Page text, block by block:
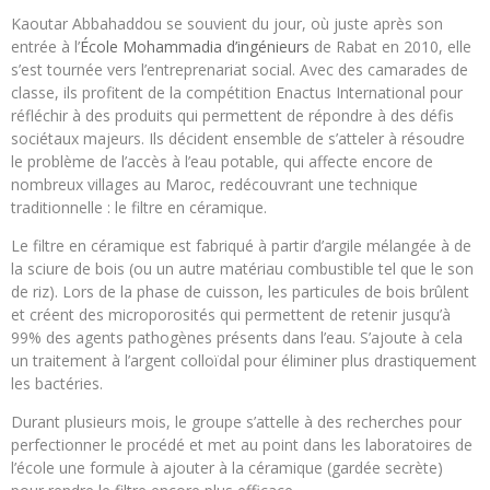
Kaoutar Abbahaddou se souvient du jour, où juste après son
entrée à l’École Mohammadia d’ingénieurs de Rabat en 2010, elle
s’est tournée vers l’entreprenariat social. Avec des camarades de
classe, ils profitent de la compétition Enactus International pour
réfléchir à des produits qui permettent de répondre à des défis
sociétaux majeurs. Ils décident ensemble de s’atteler à résoudre
le problème de l’accès à l’eau potable, qui affecte encore de
nombreux villages au Maroc, redécouvrant une technique
traditionnelle : le filtre en céramique.
Le filtre en céramique est fabriqué à partir d’argile mélangée à de
la sciure de bois (ou un autre matériau combustible tel que le son
de riz). Lors de la phase de cuisson, les particules de bois brûlent
et créent des microporosités qui permettent de retenir jusqu’à
99% des agents pathogènes présents dans l’eau. S’ajoute à cela
un traitement à l’argent colloïdal pour éliminer plus drastiquement
les bactéries.
Durant plusieurs mois, le groupe s’attelle à des recherches pour
perfectionner le procédé et met au point dans les laboratoires de
l’école une formule à ajouter à la céramique (gardée secrète)